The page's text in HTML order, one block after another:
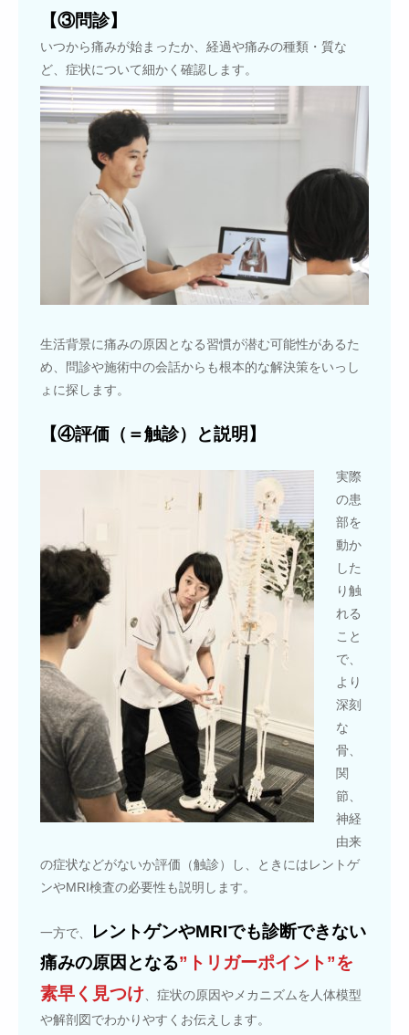
【③問診】
いつから痛みが始まったか、経過や痛みの種類・質な
ど、症状について細かく確認します。
生活背景に痛みの原因となる習慣が潜む可能性があるた
め、問診や施術中の会話からも根本的な解決策をいっし
ょに探します。
【④評価（＝触診）と説明】
実際
の患
部を
動か
した
り触
れる
こと
で、
より
深刻
な
骨、
関
節、
神経
由来
の症状などがないか評価（触診）し、ときにはレントゲ
ンやMRI検査の必要性も説明します。
一方で、
レントゲンやMRIでも診断できない
痛みの原因となる”トリガーポイント”を
素早く見つけ 、症状の原因やメカニズムを人体模型
や解剖図でわかりやすくお伝えします。